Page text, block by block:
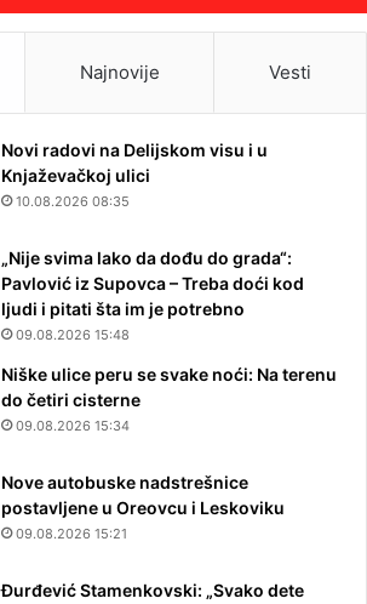
Najnovije Vesti
Novi radovi na Delijskom visu i u
Knjaževačkoj ulici
10.08.2026 08:35
„Nije svima lako da dođu do grada“:
Pavlović iz Supovca – Treba doći kod
ljudi i pitati šta im je potrebno
09.08.2026 15:48
Niške ulice peru se svake noći: Na terenu
do četiri cisterne
09.08.2026 15:34
Nove autobuske nadstrešnice
postavljene u Oreovcu i Leskoviku
09.08.2026 15:21
Đurđević Stamenkovski: „Svako dete